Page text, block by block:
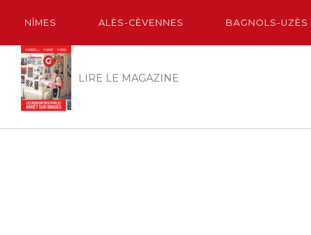
NÎMES ALÈS-CÈVENNES BAGNOLS-UZÈS
LIRE LE MAGAZINE